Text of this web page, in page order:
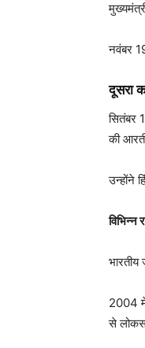
नवंबर
दूसरा
सितंबर
की
उन्होंने
विभिन्न
भारतीय
2004
से